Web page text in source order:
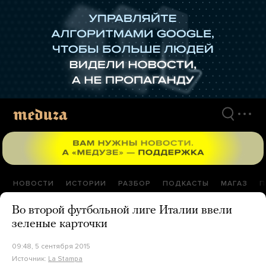
НОВОСТИ ИСТОРИИ РАЗБОР ПОДКАСТЫ МАГАЗ
Во второй футбольной лиге Италии ввели
зеленые карточки
09:48, 5 сентября 2015
Источник: La Stampa